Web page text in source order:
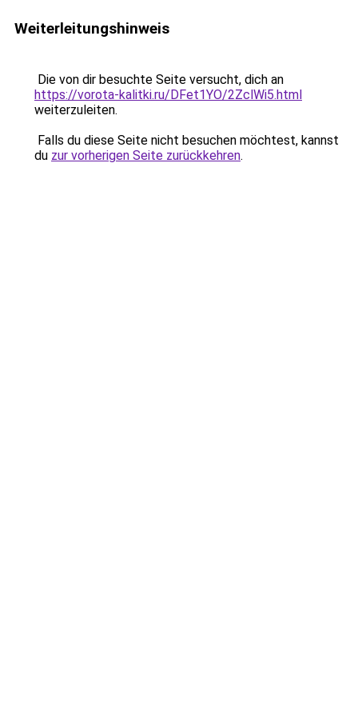
Weiterleitungshinweis
Die von dir besuchte Seite versucht, dich an
https://vorota-kalitki.ru/DFet1YO/2ZclWi5.html
weiterzuleiten.
Falls du diese Seite nicht besuchen möchtest, kannst
du zur vorherigen Seite zurückkehren.